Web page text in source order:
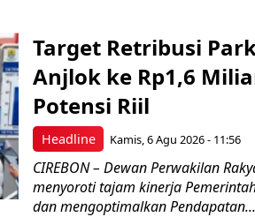
Headline
Target Retribusi
Anjlok ke Rp1,6
Potensi Riil
Kamis, 6 Agu 2026 - 11:56
CIREBON – Dewan Perwakilan
menyoroti tajam kinerja
dan mengoptimalkan Pendapatan...